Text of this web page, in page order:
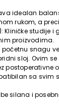
idealan
rukom, a
Kliničke studije
proizvodima.
snagu
sloj. Ovim
postoperativne
sa
silana i